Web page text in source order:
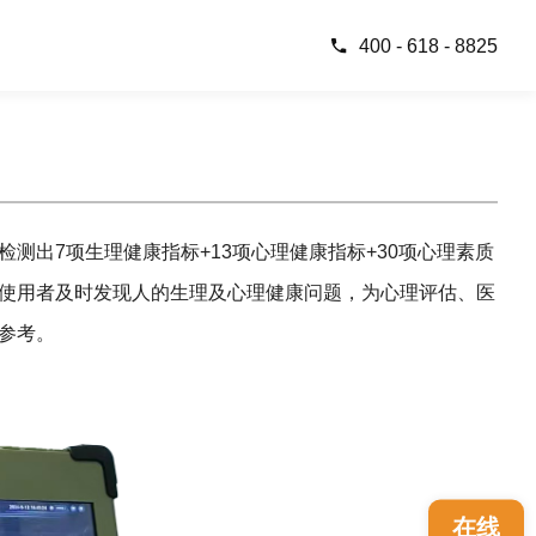
400 - 618 - 8825
测出7项生理健康指标+13项心理健康指标+30项心理素质
用者及时发现人的生理及心理健康问题，为心理评估、医
考。
在线